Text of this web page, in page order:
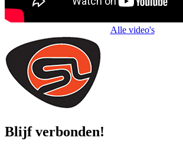
Alle video's
Blijf verbonden!